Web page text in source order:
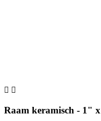
 
Raam keramisch - 1"